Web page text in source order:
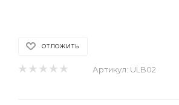
ОТЛОЖИТЬ
Артикул: ULB02